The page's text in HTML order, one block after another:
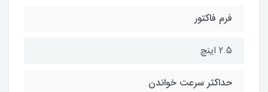
فرم فاکتور
2.5 اینچ
حداکثر سرعت خواندن